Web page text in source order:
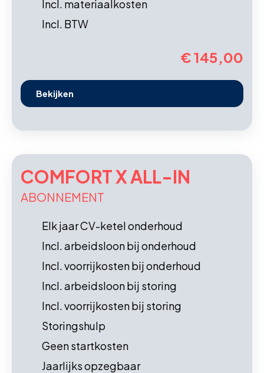
Incl. materiaalkosten
Incl. BTW
€ 145,00
Bekijken
COMFORT X ALL-IN
ABONNEMENT
Elk jaar CV-ketel onderhoud
Incl. arbeidsloon bij onderhoud
Incl. voorrijkosten bij onderhoud
Incl. arbeidsloon bij storing
Incl. voorrijkosten bij storing
Storingshulp
Geen startkosten
Jaarlijks opzegbaar